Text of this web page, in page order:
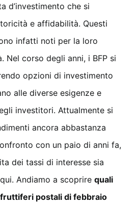
d’investimento che si
e affidabilità. Questi
infatti noti per la loro
Nel corso degli anni, i BFP si
opzioni di investimento
alle diverse esigenze e
investitori. Attualmente si
ancora abbastanza
con un paio di anni fa,
dei tassi di interesse sia
Andiamo a scoprire quali
postali di febbraio